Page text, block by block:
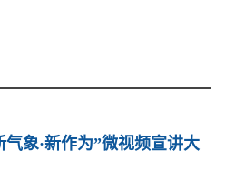
气象·新作为”微视频宣讲大